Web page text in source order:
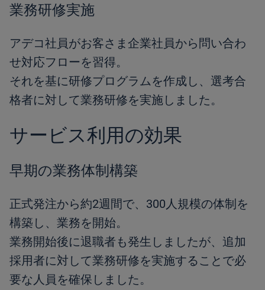
業務研修実施
アデコ社員がお客さま企業社員から問い合わ
せ対応フローを習得。
それを基に研修プログラムを作成し、選考合
格者に対して業務研修を実施しました。
サービス利用の効果
早期の業務体制構築
正式発注から約2週間で、300人規模の体制を
構築し、業務を開始。
業務開始後に退職者も発生しましたが、追加
採用者に対して業務研修を実施することで必
要な人員を確保しました。